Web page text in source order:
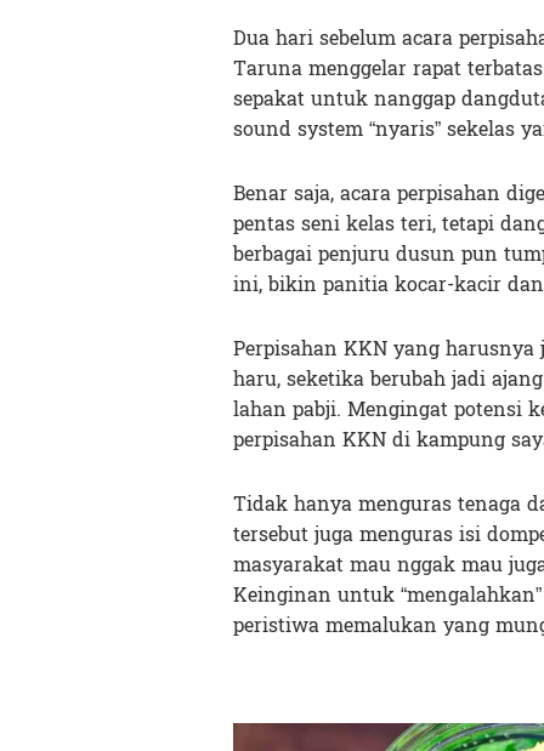
Dua hari sebelum acara
Taruna menggelar rapat
sepakat untuk nanggap
sound system “nyaris” sekelas
Benar saja, acara perpisahan
pentas seni kelas teri, tetapi
berbagai penjuru dusun pun
ini, bikin panitia kocar-kacir
Perpisahan KKN yang
haru, seketika berubah jadi
lahan pabji. Mengingat potensi
perpisahan KKN di kampung
Tidak hanya menguras tenaga
tersebut juga menguras isi
masyarakat mau nggak mau
Keinginan untuk
peristiwa memalukan yang